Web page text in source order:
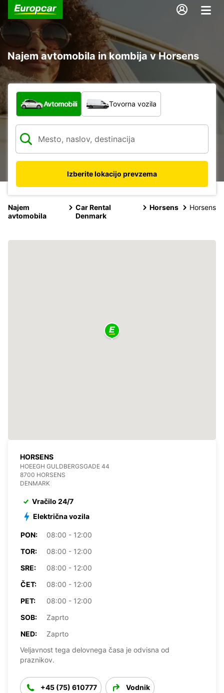
Najem avtomobila in kombija v Horsens
Katera vrsta vozila?
Avtomobili Tovorna vozila
Izberite lokacijo prevzema
Najem
avtomobila
Car Rental
Denmark
Horsens Horsens
HORSENS
HOEEGH GULDBERGSGADE 44
8700 HORSENS
DENMARK
Vračilo 24/7
Električna vozila
PON:
08:00 - 12:00
TOR:
08:00 - 12:00
SRE:
08:00 - 12:00
ČET:
08:00 - 12:00
PET:
08:00 - 12:00
SOB:
Zaprto
NED:
Zaprto
Veljavnost tega delovnega časa je odvisna od
praznikov.
+45 (75) 610777 Vodnik